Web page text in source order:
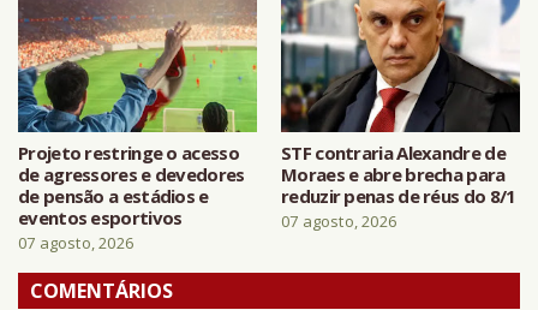
Projeto restringe o acesso
de agressores e devedores
de pensão a estádios e
eventos esportivos
07 agosto, 2026
STF contraria Alexandre de
Moraes e abre brecha para
reduzir penas de réus do 8/1
07 agosto, 2026
COMENTÁRIOS